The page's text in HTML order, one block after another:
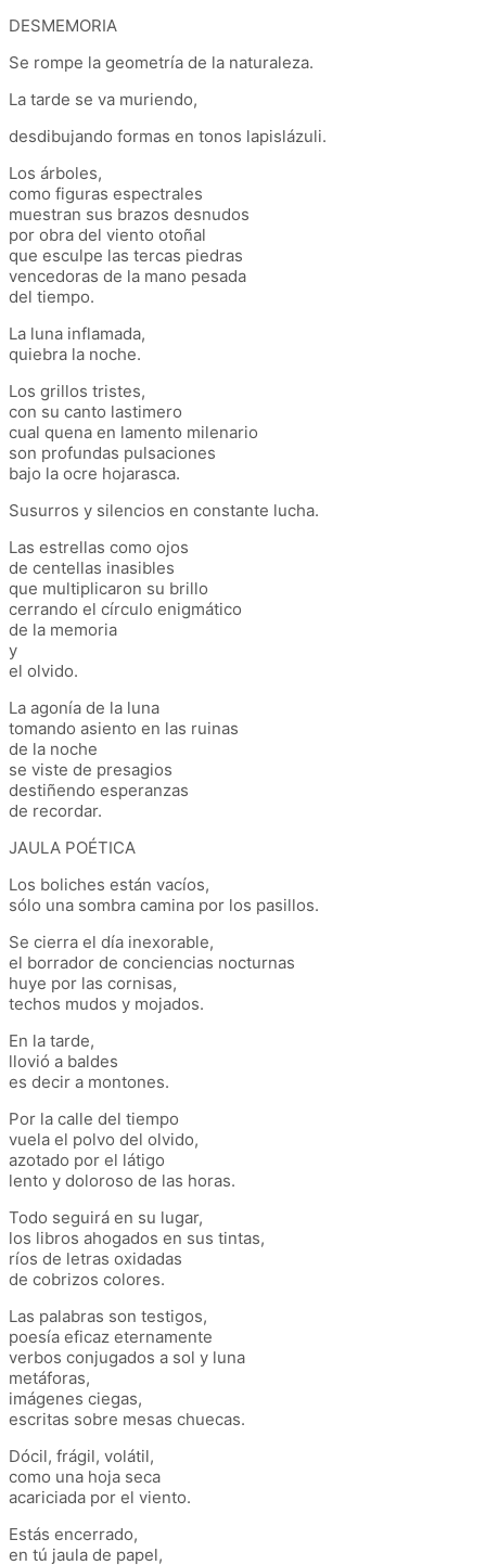
DESMEMORIA
Se rompe la geometría de la naturaleza.
La tarde se va muriendo,
desdibujando formas en tonos lapislázuli.
Los árboles,
como figuras espectrales
muestran sus brazos desnudos
por obra del viento otoñal
que esculpe las tercas piedras
vencedoras de la mano pesada
del tiempo.
La luna inflamada,
quiebra la noche.
Los grillos tristes,
con su canto lastimero
cual quena en lamento milenario
son profundas pulsaciones
bajo la ocre hojarasca.
Susurros y silencios en constante lucha.
Las estrellas como ojos
de centellas inasibles
que multiplicaron su brillo
cerrando el círculo enigmático
de la memoria
y
el olvido.
La agonía de la luna
tomando asiento en las ruinas
de la noche
se viste de presagios
destiñendo esperanzas
de recordar.
JAULA POÉTICA
Los boliches están vacíos,
sólo una sombra camina por los pasillos.
Se cierra el día inexorable,
el borrador de conciencias nocturnas
huye por las cornisas,
techos mudos y mojados.
En la tarde,
llovió a baldes
es decir a montones.
Por la calle del tiempo
vuela el polvo del olvido,
azotado por el látigo
lento y doloroso de las horas.
Todo seguirá en su lugar,
los libros ahogados en sus tintas,
ríos de letras oxidadas
de cobrizos colores.
Las palabras son testigos,
poesía eficaz eternamente
verbos conjugados a sol y luna
metáforas,
imágenes ciegas,
escritas sobre mesas chuecas.
Dócil, frágil, volátil,
como una hoja seca
acariciada por el viento.
Estás encerrado,
en tú jaula de papel,